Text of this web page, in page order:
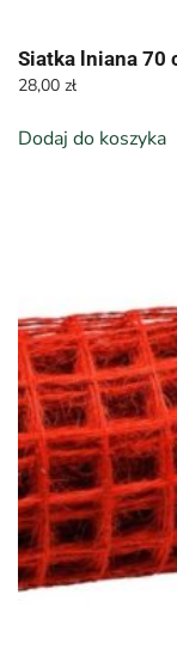
Siatka lniana 70
28,00 zł
Dodaj do koszyka